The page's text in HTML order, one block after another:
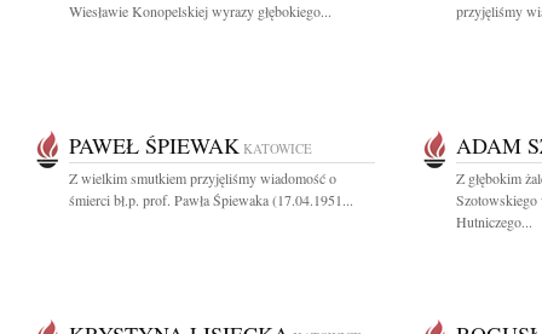
Wiesławie Konopelskiej wyrazy głębokiego...
przyjęliśmy
PAWEŁ ŚPIEWAK KATOWICE
Z wielkim smutkiem przyjęliśmy wiadomość o
śmierci bł.p. prof. Pawła Śpiewaka (17.04.1951...
ADAM
Z głębokim
Szotowskiego
Hutniczego...